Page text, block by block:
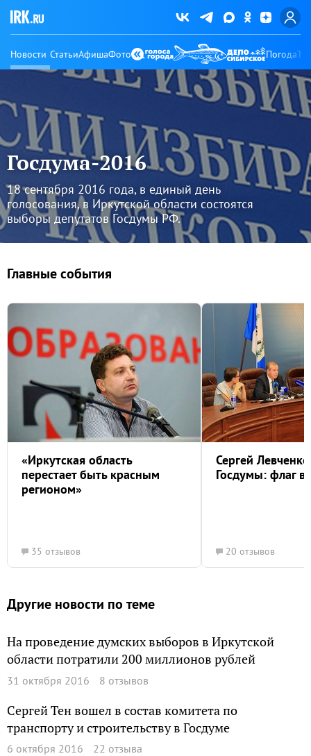
Новости СтатьиАфишаФото Погода
Госдума-2016
18 сентября 2016 года, в единый день
голосования, в Иркутской области состоятся
выборы депутатов Госдумы РФ.
Главные события
«Иркутская область
перестает быть красным
регионом»
35 отзывов
Сергей
Госдумы: флаг
20 отзывов
Другие новости по теме
На проведение думских выборов в Иркутской
области потратили 200 миллионов рублей
31 октября 2016 8 отзывов
Сергей Тен вошел в состав комитета по
транспорту и строительству в Госдуме
6 октября 2016 22 отзыва